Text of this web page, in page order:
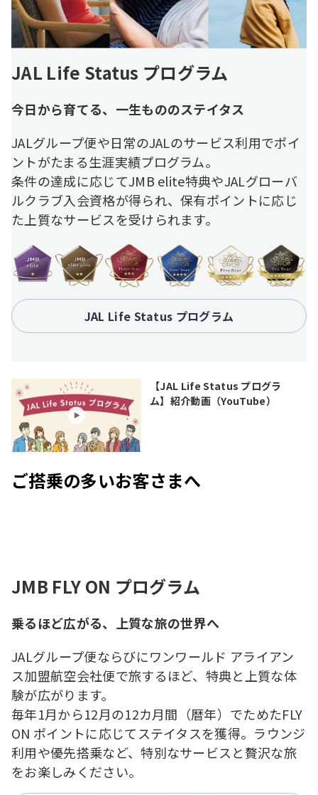
JAL Life Status プログラム
今日から育てる、一生もののステイタス
JALグループ便や日常のJALのサービス利用でポイ
ントがたまる生涯実績プログラム。
条件の達成に応じてJMB elite特典やJALグローバ
ルクラブ入会資格が得られ、保有ポイントに応じ
た上質なサービスを受けられます。
JAL Life Status プログラム
【JAL Life Status プログラ
ム】紹介動画（YouTube）
ご搭乗の多いお客さまへ
JMB FLY ON プログラム
乗るほど広がる、上質な旅の世界へ
JALグループ便ならびにワンワールド アライアン
ス加盟航空会社便で旅するほど、特典と上質な体
験が広がります。
毎年1月から12月の12カ月間（暦年）でためたFLY
ON ポイントに応じてステイタスを獲得。ラウンジ
利用や優先搭乗など、特別なサービスと贅沢な旅
をお楽しみください。